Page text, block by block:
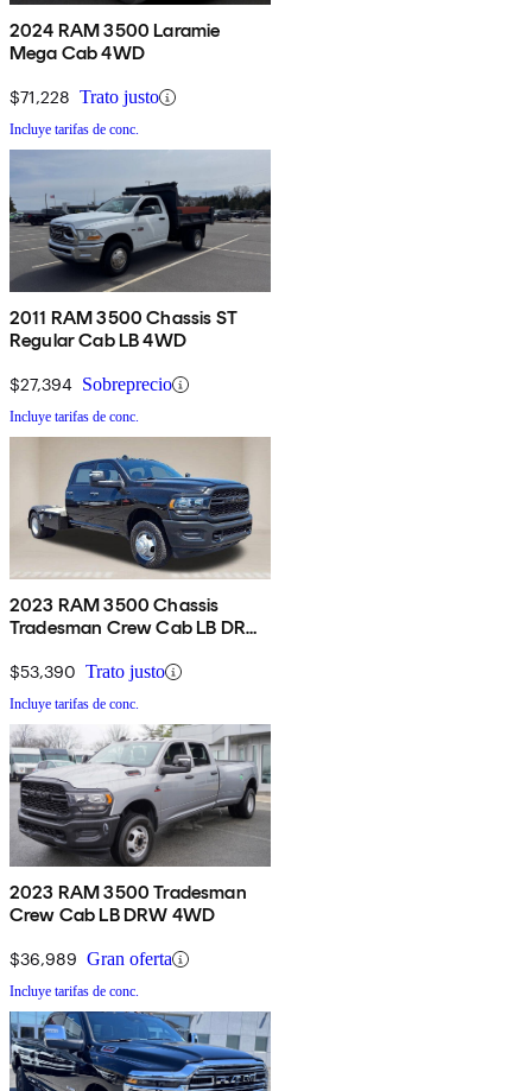
2024 RAM 3500 Laramie
Mega Cab 4WD
$71,228 Trato justo
Incluye tarifas de conc.
2011 RAM 3500 Chassis ST
Regular Cab LB 4WD
$27,394 Sobreprecio
Incluye tarifas de conc.
2023 RAM 3500 Chassis
Tradesman Crew Cab LB DRW
$53,390 Trato justo
Incluye tarifas de conc.
2023 RAM 3500 Tradesman
Crew Cab LB DRW 4WD
$36,989 Gran oferta
Incluye tarifas de conc.